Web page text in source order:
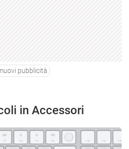
pubblicità
in Accessori